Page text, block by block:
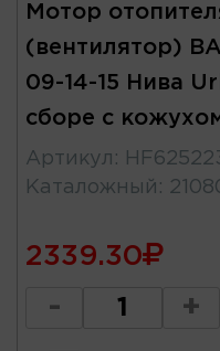
Мотор
(вентилятор)
09-14-15 Нива
сборе с
Артикул :
Каталожный :
2339.30
- +